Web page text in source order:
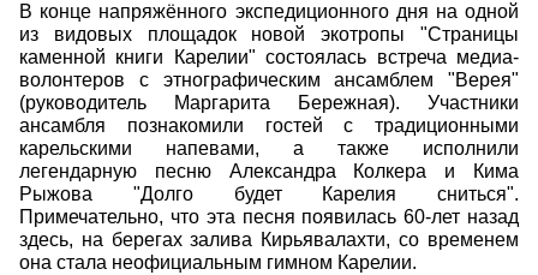
В конце напряжённого экспедиционного дня на одной
из видовых площадок новой экотропы "Страницы
каменной книги Карелии" состоялась встреча медиа-
волонтеров с этнографическим ансамблем "Верея"
(руководитель Маргарита Бережная). Участники
ансамбля познакомили гостей с традиционными
карельскими напевами, а также исполнили
легендарную песню Александра Колкера и Кима
Рыжова "Долго будет Карелия сниться".
Примечательно, что эта песня появилась 60-лет назад
здесь, на берегах залива Кирьявалахти, со временем
она стала неофициальным гимном Карелии.